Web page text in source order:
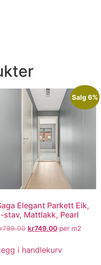
Salg 6%
Elegant Parkett Eik,
stav, Mattlakk, Pearl
799.00 kr749.00per m2
i handlekurv